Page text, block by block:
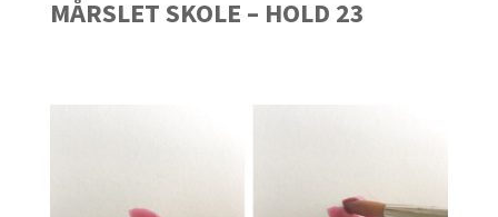
MÅRSLET SKOLE – HOLD 23